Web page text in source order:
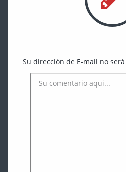
Su dirección de E-mail no